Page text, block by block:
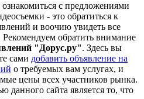
с предложениями
- это обратиться к
и воочию увидеть все
обратить внимание
"Дорус.ру". Здесь вы
сами добавить объявление на
о требуемых вам услугах, и
цены всех участников рынка.
данного сайта является то, что